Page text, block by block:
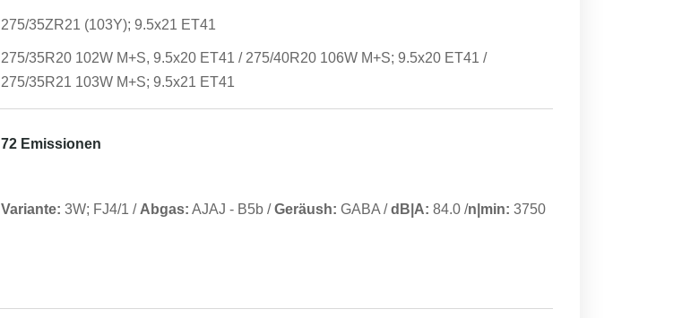
275/35ZR21 (103Y); 9.5x21 ET41
275/35R20 102W M+S, 9.5x20 ET41 / 275/40R20 106W M+S; 9.5x20 ET41 /
275/35R21 103W M+S; 9.5x21 ET41
72 Emissionen
Variante: 3W; FJ4/1 / Abgas: AJAJ - B5b /Geräush: GABA /dB|A: 84.0 /n|min: 3750